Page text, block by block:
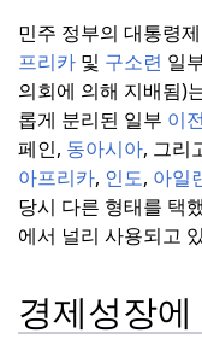
민주 정부의 대통령
프리카 및 구소련 일
의회에 의해 지배됨)
롭게 분리된 일부 이전
페인, 동아시아, 그리
아프리카, 인도, 아일
당시 다른 형태를 택
에서 널리 사용되고
경제성장